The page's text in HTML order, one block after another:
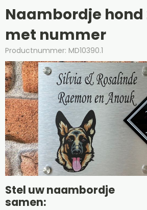
Naambordje hond
met nummer
Productnummer: MD10390.1
Stel uw naambordje
samen: